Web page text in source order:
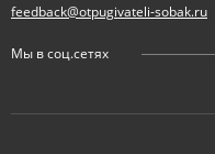
feedback@otpugivateli-sobak.ru
Мы в соц.сетях